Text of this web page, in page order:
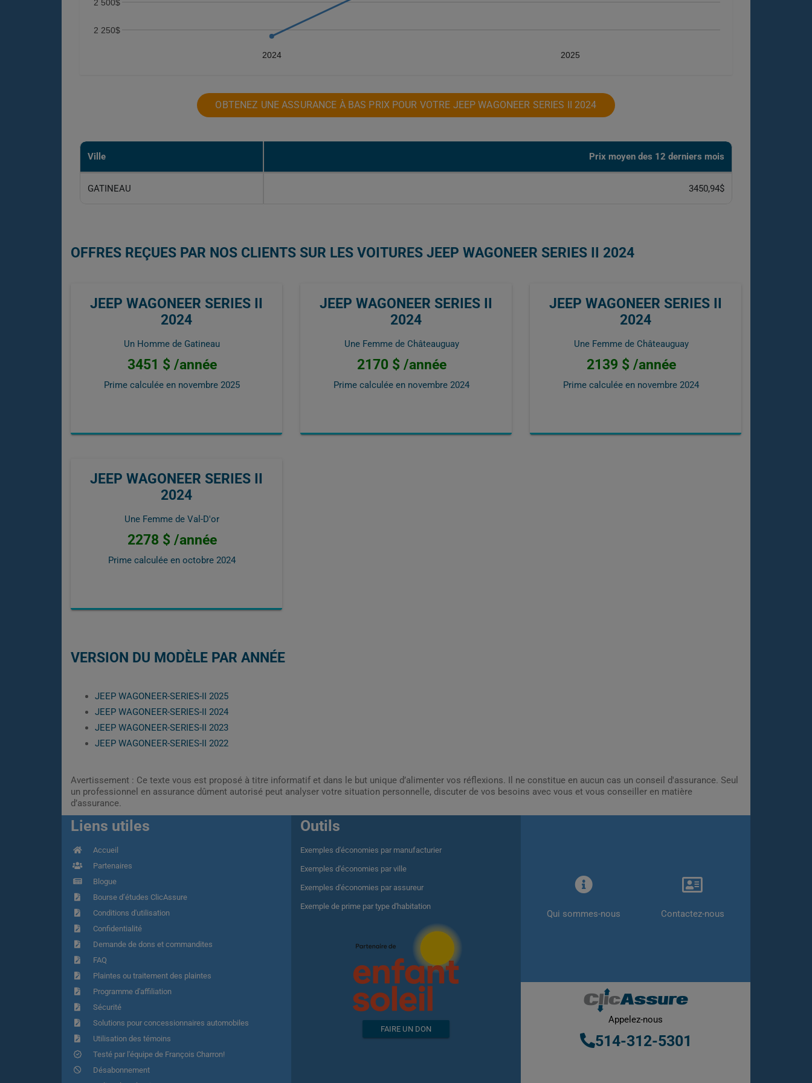
2024 2025
2 250$
2 500$
OBTENEZ UNE ASSURANCE À BAS PRIX POUR VOTRE JEEP WAGONEER SERIES II 2024
Ville Prix ​​moyen des 12 derniers mois
GATINEAU 3450,94$
OFFRES REÇUES PAR NOS CLIENTS SUR LES VOITURES JEEP WAGONEER SERIES II 2024
JEEP WAGONEER SERIES II
2024
Un Homme de Gatineau
3451 $ /année
Prime calculée en novembre 2025
JEEP WAGONEER SERIES II
2024
Une Femme de Châteauguay
2170 $ /année
Prime calculée en novembre 2024
JEEP WAGONEER SERIES II
2024
Une Femme de Châteauguay
2139 $ /année
Prime calculée en novembre 2024
JEEP WAGONEER SERIES II
2024
Une Femme de Val-D'or
2278 $ /année
Prime calculée en octobre 2024
VERSION DU MODÈLE PAR ANNÉE
JEEP WAGONEER-SERIES-II 2025
JEEP WAGONEER-SERIES-II 2024
JEEP WAGONEER-SERIES-II 2023
JEEP WAGONEER-SERIES-II 2022
Avertissement : Ce texte vous est proposé à titre informatif et dans le but unique d’alimenter vos réflexions. Il ne constitue en aucun cas un conseil d'assurance. Seul
un professionnel en assurance dûment autorisé peut analyser votre situation personnelle, discuter de vos besoins avec vous et vous conseiller en matière
d’assurance.
Liens utiles
Accueil
Partenaires
Blogue
Bourse d’études ClicAssure
Conditions d'utilisation
Confidentialité
Demande de dons et commandites
FAQ
Plaintes ou traitement des plaintes
Programme d'affiliation
Sécurité
Solutions pour concessionnaires automobiles
Utilisation des témoins
Testé par l'équipe de François Charron!
Désabonnement
Outils
Exemples d'économies par manufacturier
Exemples d'économies par ville
Exemples d'économies par assureur
Exemple de prime par type d'habitation
FAIRE UN DON
Qui sommes-nous Contactez-nous
Appelez-nous
514-312-5301